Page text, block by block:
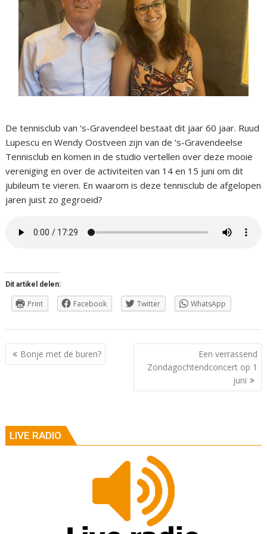
De tennisclub van ‘s-Gravendeel bestaat dit jaar 60 jaar. Ruud
Lupescu en Wendy Oostveen zijn van de ‘s-Gravendeelse
Tennisclub en komen in de studio vertellen over deze mooie
vereniging en over de activiteiten van 14 en 15 juni om dit
jubileum te vieren. En waarom is deze tennisclub de afgelopen
jaren juist zo gegroeid?
Dit artikel delen:
Print Facebook Twitter WhatsApp
Berichtnavigatie
Bonje met de buren?
Een verrassend
Zondagochtendconcert op 1
juni
LIVE RADIO